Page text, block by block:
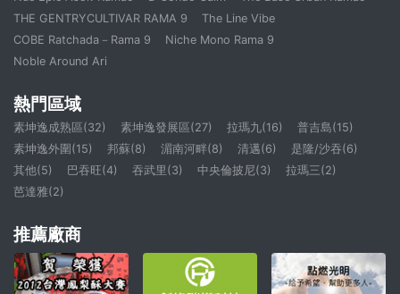
THE GENTRYCULTIVAR RAMA 9
The Line Vibe
COBE Ratchada－Rama 9
Niche Mono Rama 9
Noble Around Ari
熱門區域
素坤逸成熟區(32) 素坤逸發展區(27) 拉瑪九(16)
普吉島(15)
素坤逸外圍(15)
邦蘇(8) 湄南河畔(8) 清邁(6)
是隆/沙吞(6)
其他(5)
巴吞旺(4) 吞武里(3) 中央倫披尼(3)
拉瑪三(2)
芭達雅(2)
推薦廠商